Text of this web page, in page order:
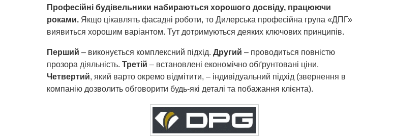
Професійні будівельники набираються хорошого досвіду, працюючи
роками. Якщо цікавлять фасадні роботи, то Дилерська професійна група «ДПГ»
виявиться хорошим варіантом. Тут дотримуються деяких ключових принципів.
Перший – виконується комплексний підхід. Другий – проводиться повністю
прозора діяльність. Третій – встановлені економічно обґрунтовані ціни.
Четвертий, який варто окремо відмітити, – індивідуальний підхід (звернення в
компанію дозволить обговорити будь-які деталі та побажання клієнта).